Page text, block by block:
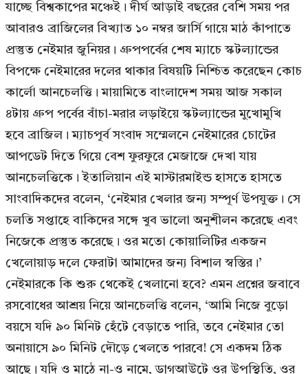
যাচ্ছে বিশ্বকাপের মঞ্চেই। দীর্ঘ আড়াই বছরের বেশি সময় পর
আবারও ব্রাজিলের বিখ্যাত ১০ নম্বর জার্সি গায়ে মাঠ কাঁপাতে
প্রস্তুত নেইমার জুনিয়র। গ্রুপপর্বের শেষ ম্যাচে স্কটল্যান্ডের
বিপক্ষে নেইমারের দলের থাকার বিষয়টি নিশ্চিত করেছেন কোচ
কার্লো আনচেলত্তি। মায়ামিতে বাংলাদেশ সময় আজ সকাল
৪টায় গ্রুপ পর্বের বাঁচা-মরার লড়াইয়ে স্কটল্যান্ডের মুখোমুখি
হবে ব্রাজিল। ম্যাচপূর্ব সংবাদ সম্মেলনে নেইমারের চোটের
আপডেট দিতে গিয়ে বেশ ফুরফুরে মেজাজে দেখা যায়
আনচেলত্তিকে। ইতালিয়ান এই মাস্টারমাইন্ড হাসতে হাসতে
সাংবাদিকদের বলেন, ‘নেইমার খেলার জন্য সম্পূর্ণ উপযুক্ত। সে
চলতি সপ্তাহে বাকিদের সঙ্গে খুব ভালো অনুশীলন করেছে এবং
নিজেকে প্রস্তুত করেছে। ওর মতো কোয়ালিটির একজন
খেলোয়াড় দলে ফেরাটা আমাদের জন্য বিশাল স্বস্তির।’
নেইমারকে কি শুরু থেকেই খেলানো হবে? এমন প্রশ্নের জবাবে
রসবোধের আশ্রয় নিয়ে আনচেলত্তি বলেন, ‘আমি নিজে বুড়ো
বয়সে যদি ৯০ মিনিট হেঁটে বেড়াতে পারি, তবে নেইমার তো
অনায়াসে ৯০ মিনিট দৌড়ে খেলতে পারবে! সে একদম ঠিক
আছে। যদি ও মাঠে না-ও নামে, ডাগআউটে ওর উপস্থিতি, ওর